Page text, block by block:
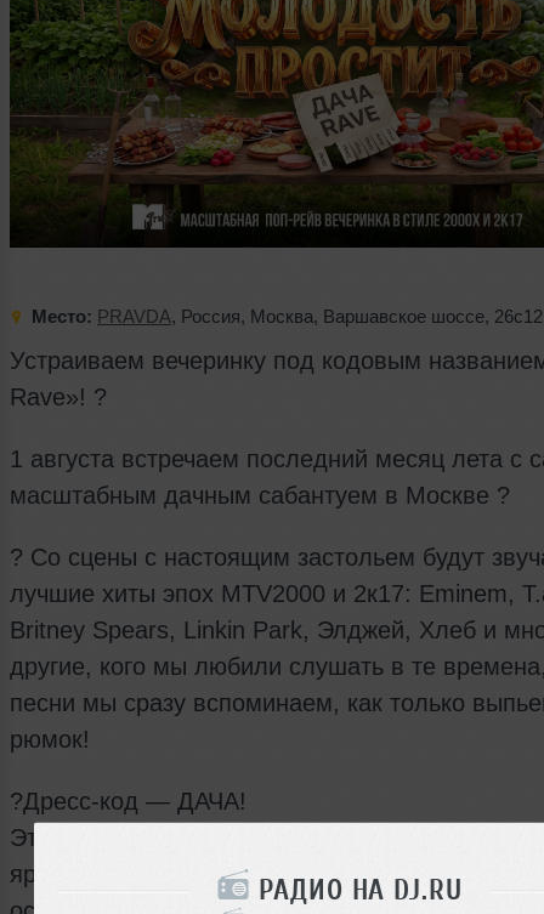
РАДИО НА DJ.RU
Место: PRAVDA, Россия, Москва, Варшавское шоссе, 26с12
Устраиваем вечеринку под кодовым
Rave»! ?
1 августа встречаем последний месяц лета с
масштабным дачным сабантуем в Москве ?
? Со сцены с настоящим застольем будут
лучшие хиты эпох MTV2000 и 2к17: Eminem,
Britney Spears, Linkin Park, Элджей, Хлеб и
другие, кого мы любили слушать в те
песни мы сразу вспоминаем, как только
рюмок!
?Дресс-код — ДАЧА!
Это та самая вечеринка, на которую можно
яркие спортивки со смешной футболкой,